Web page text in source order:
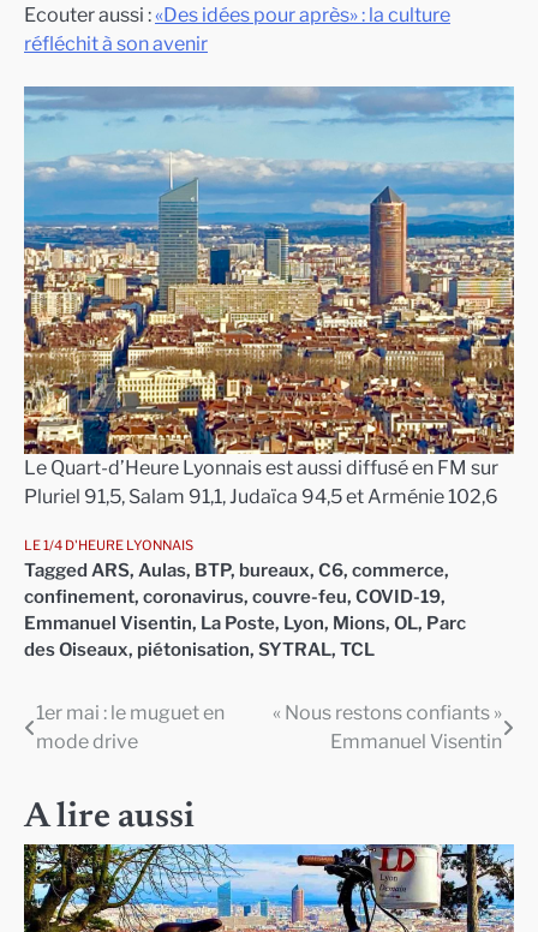
Ecouter aussi :«Des idées pour après» : la culture
réfléchit à son avenir
Le Quart-d’Heure Lyonnais est aussi diffusé en FM sur
Pluriel 91,5, Salam 91,1, Judaïca 94,5 et Arménie 102,6
LE 1/4 D'HEURE LYONNAIS
Tagged ARS, Aulas, BTP, bureaux, C6, commerce,
confinement, coronavirus, couvre-feu, COVID-19,
Emmanuel Visentin, La Poste, Lyon, Mions, OL, Parc
des Oiseaux, piétonisation, SYTRAL, TCL
Navigation
l’article
1er mai : le muguet en
mode drive
« Nous restons confiants »
Emmanuel Visentin
A lire aussi